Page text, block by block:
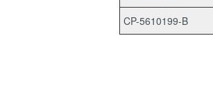
CP-5610199-B